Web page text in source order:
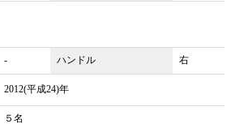
- ハンドル
右
2012(平成24)年
５名